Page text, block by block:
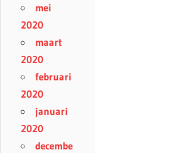
mei
2020
maart
2020
februari
2020
januari
2020
decembe